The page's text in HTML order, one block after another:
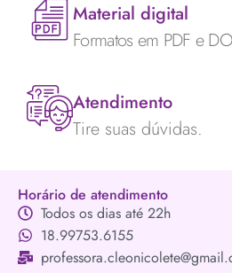
Material digital
Formatos em PDF e
Atendimento
Tire suas dúvidas.
Horário de atendimento
Todos os dias até 22h
18.99753.6155